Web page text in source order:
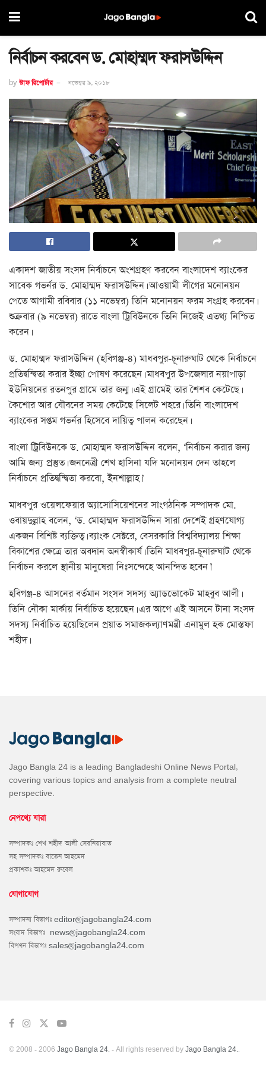
নির্বাচন করবেন ড. মোহাম্মদ ফরাসউদ্দিন
by স্টাফ রিপোর্টার নভেম্বর ৯, ২০১৮
একাদশ জাতীয় সংসদ নির্বাচনে অংশগ্রহণ করবেন বাংলাদেশ ব্যাংকের
সাবেক গভর্নর ড. মোহাম্মদ ফরাসউদ্দিন। আওয়ামী লীগের মনোনয়ন
পেতে আগামী রবিবার (১১ নভেম্বর) তিনি মনোনয়ন ফরম সংগ্রহ করবেন।
শুক্রবার (৯ নভেম্বর) রাতে বাংলা ট্রিবিউনকে তিনি নিজেই এতথ্য নিশ্চিত
করেন।
ড. মোহাম্মদ ফরাসউদ্দিন (হবিগঞ্জ-৪) মাধবপুর-চূনারুঘাট থেকে নির্বাচনে
প্রতিদ্বন্দ্বিতা করার ইচ্ছা পোষণ করেছেন। মাধবপুর উপজেলার নয়াপাড়া
ইউনিয়নের রতনপুর গ্রামে তার জন্ম। এই গ্রামেই তার শৈশব কেটেছে।
কৈশোর আর যৌবনের সময় কেটেছে সিলেট শহরে। তিনি বাংলাদেশ
ব্যাংকের সপ্তম গভর্নর হিসেবে দায়িত্ব পালন করেছেন।
বাংলা ট্রিবিউনকে ড. মোহাম্মদ ফরাসউদ্দিন বলেন, ‘নির্বাচন করার জন্য
আমি জন্য প্রস্তুত। জননেত্রী শেখ হাসিনা যদি মনোনয়ন দেন তাহলে
নির্বাচনে প্রতিদ্বন্দ্বিতা করবো, ইনশাল্লাহ।’
মাধবপুর ওয়েলফেয়ার অ্যাসোসিয়েশনের সাংগঠনিক সম্পাদক মো.
ওবায়দুল্লাহ বলেন, ‘ড. মোহাম্মদ ফরাসউদ্দিন সারা দেশেই গ্রহণযোগ্য
একজন বিশিষ্ট ব্যক্তিত্ব। ব্যাংক সেক্টরে, বেসরকারি বিশ্ববিদ্যালয় শিক্ষা
বিকাশের ক্ষেত্রে তার অবদান অনস্বীকার্য। তিনি মাধবপুর-চূনারুঘাট থেকে
নির্বাচন করলে স্থানীয় মানুষেরা নিঃসন্দেহে আনন্দিত হবেন।’
হবিগঞ্জ-৪ আসনের বর্তমান সংসদ সদস্য অ্যাডভোকেট মাহবুব আলী।
তিনি নৌকা মার্কায় নির্বাচিত হয়েছেন। এর আগে এই আসনে টানা সংসদ
সদস্য নির্বাচিত হয়েছিলেন প্রয়াত সমাজকল্যাণমন্ত্রী এনামুল হক মোস্তফা
শহীদ।
Jago Bangla 24 is a leading Bangladeshi Online News Portal,
covering various topics and analysis from a complete neutral
perspective.
নেপথ্যে যারা
সম্পাদকঃ শেখ শহীদ আলী সেরনিয়াবাত
সহ সম্পাদকঃ বাতেন আহমেদ
প্রকাশকঃ আহমেদ রুবেল
যোগাযোগ
সম্পাদনা বিভাগঃ editor@jagobangla24.com
সংবাদ বিভাগঃ news@jagobangla24.com
বিপণন বিভাগঃ sales@jagobangla24.com
© 2008 - 2006 Jago Bangla 24. - All rights reserved by Jago Bangla 24..